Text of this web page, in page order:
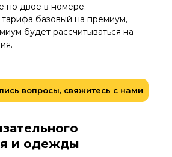
по двое в номере.
базовый на премиум,
будет рассчитываться на
вопросы, свяжитесь с нами
и одежды